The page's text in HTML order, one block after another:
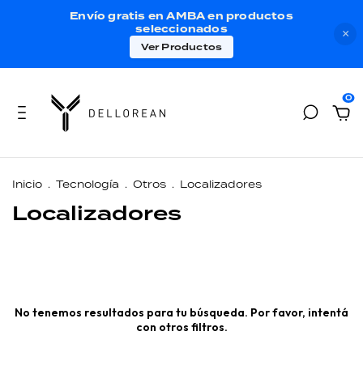
×
Envío gratis en AMBA en productos
seleccionados
Ver Productos
0
Inicio . Tecnología . Otros . Localizadores
Localizadores
No tenemos resultados para tu búsqueda. Por favor, intentá
con otros filtros.